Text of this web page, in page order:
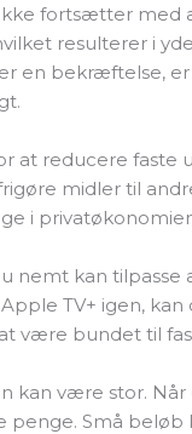
fortsætter med
resulterer i
en bekræftelse, er
at reducere faste
midler til
i
nemt kan
TV+ igen,
være bundet til
kan være stor. Når
Små beløb